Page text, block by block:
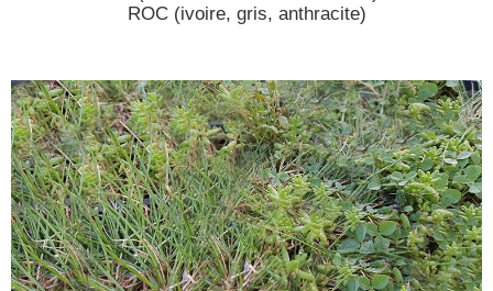
ROC (ivoire, gris, anthracite)